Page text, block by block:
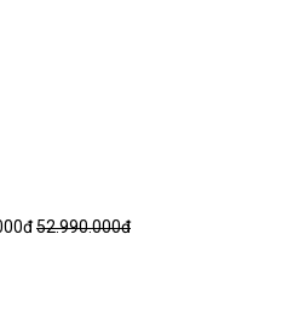
52.990.000đ